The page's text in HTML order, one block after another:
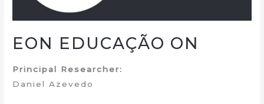
EON EDUCAÇÃO ON
Principal Researcher:
Daniel Azevedo